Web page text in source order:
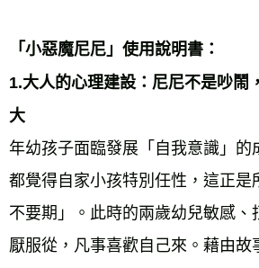
「小惡魔尼尼」使用說明書：
1.大人的心理建設：尼尼不是吵鬧
大
年幼孩子面臨發展「自我意識」的
都覺得自家小孩特別任性，這正是
不要期」。此時的兩歲幼兒敏感、
厭服從，凡事喜歡自己來。藉由故